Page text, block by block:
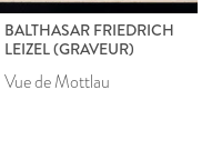
BALTHASAR FRIEDRICH
LEIZEL (GRAVEUR)
Vue de Mottlau